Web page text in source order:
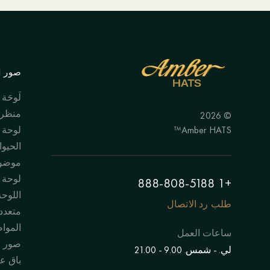
© 2026
Amber HATS™
+1 888-808-5188
طلب رد الاتصال
ساعات العمل
لي. - شمس. 9.00 - 21.00
صور
لَوحَة
لوحة
لوحة
صور
باق